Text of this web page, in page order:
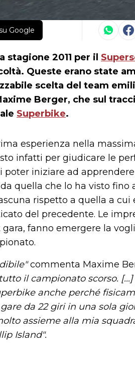
Google
2011 per il
Queste erano state
scelta del team
Berger, che sul
Superbike.
esperienza nella
infatti per giudicare le
poter iniziare ad
quella che lo ha visto fino
rispetto a quella a cui
del precedente. Le
fanno emergere la
commenta Maxime
il campionato scorso.
anche perché
da 22 giri in una sola
assieme alla mia
Island".